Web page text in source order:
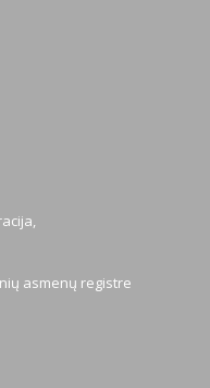
asmenų registre